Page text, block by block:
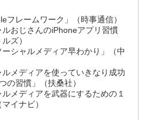
フレームワーク」（時事通信）
ルおじさんのiPhoneアプリ習慣
ズ）
シャルメディア早わかり」（中
ルメディアを使っていきなり成功
の習慣」（扶桑社）
ルメディアを武器にするための１
イナビ）